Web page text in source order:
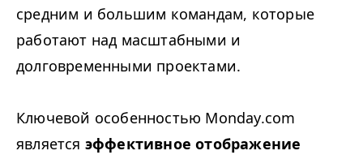
средним и большим командам, которые
работают над масштабными и
долговременными проектами.
Ключевой особенностью Monday.com
является эффективное отображение